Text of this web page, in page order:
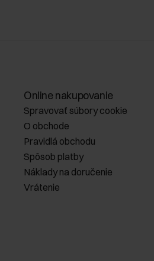
Online nakupovanie
Spravovať súbory cookie
O obchode
Pravidlá obchodu
Spôsob platby
Náklady na doručenie
Vrátenie